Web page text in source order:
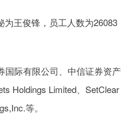
为王俊锋，员工人数为26083
国际有限公司、中信证券资产
Holdings Limited、SetClear
等。